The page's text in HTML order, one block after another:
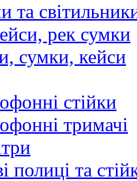
та
рек сумки
сумки, кейси
стійки
тримачі
полиці та